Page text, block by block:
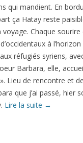
qui mandient. En
ça Hatay reste
Chaque
à l’horizon
réfugiés syriens,
Barbara, elle,
Lieu de rencontre et
que j’ai passé, hier
Lire la suite →